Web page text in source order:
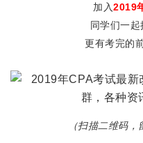
加入2019
同学们一
更有考完的
（扫描二维码，